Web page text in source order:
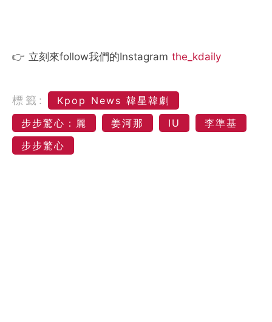
👉 立刻來follow我們的Instagram the_kdaily
標籤:
Kpop News 韓星韓劇
步步驚心：麗
姜河那 IU
李準基
步步驚心